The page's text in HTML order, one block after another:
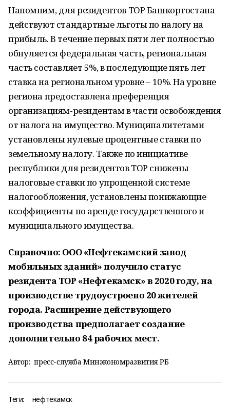
Напомним, для резидентов ТОР Башкортостана
действуют стандартные льготы по налогу на
прибыль. В течение первых пяти лет полностью
обнуляется федеральная часть, региональная
часть составляет 5%, в последующие пять лет
ставка на региональном уровне – 10%. На уровне
региона предоставлена преференция
организациям-резидентам в части освобождения
от налога на имущество. Муниципалитетами
установлены нулевые процентные ставки по
земельному налогу. Также по инициативе
республики для резидентов ТОР снижены
налоговые ставки по упрощенной системе
налогообложения, установлены понижающие
коэффициенты по аренде государственного и
муниципального имущества.
Справочно: ООО «Нефтекамский завод
мобильных зданий» получило статус
резидента ТОР «Нефтекамск» в 2020 году, на
производстве трудоустроено 20 жителей
города. Расширение действующего
производства предполагает создание
дополнительно 84 рабочих мест.
Автор: пресс-служба Минэкономразвития РБ
Теги: нефтекамск